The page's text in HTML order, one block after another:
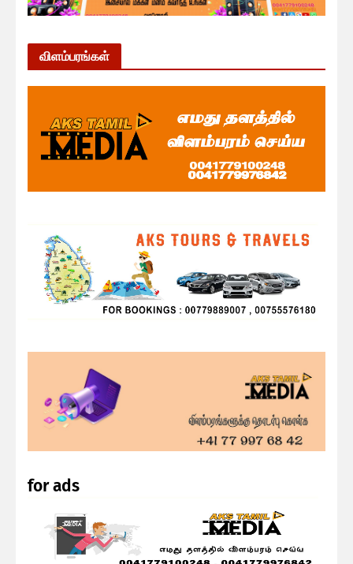
விளம்பரங்கள்
for ads